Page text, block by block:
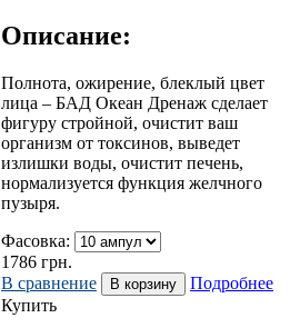
Описание:
Полнота, ожирение, блеклый цвет
лица – БАД Океан Дренаж сделает
фигуру стройной, очистит ваш
организм от токсинов, выведет
излишки воды, очистит печень,
нормализуется функция желчного
пузыря.
Фасовка:
1786 грн.
В сравнение
Подробнее
Купить